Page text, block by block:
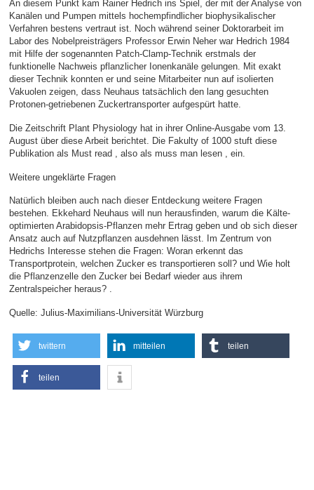
An diesem Punkt kam Rainer Hedrich ins Spiel, der mit der Analyse von
Kanälen und Pumpen mittels hochempfindlicher biophysikalischer
Verfahren bestens vertraut ist. Noch während seiner Doktorarbeit im
Labor des Nobelpreisträgers Professor Erwin Neher war Hedrich 1984
mit Hilfe der sogenannten Patch-Clamp-Technik erstmals der
funktionelle Nachweis pflanzlicher Ionenkanäle gelungen. Mit exakt
dieser Technik konnten er und seine Mitarbeiter nun auf isolierten
Vakuolen zeigen, dass Neuhaus tatsächlich den lang gesuchten
Protonen-getriebenen Zuckertransporter aufgespürt hatte.
Die Zeitschrift Plant Physiology hat in ihrer Online-Ausgabe vom 13.
August über diese Arbeit berichtet. Die Fakulty of 1000 stuft diese
Publikation als Must read , also als muss man lesen , ein.
Weitere ungeklärte Fragen
Natürlich bleiben auch nach dieser Entdeckung weitere Fragen
bestehen. Ekkehard Neuhaus will nun herausfinden, warum die Kälte-
optimierten Arabidopsis-Pflanzen mehr Ertrag geben und ob sich dieser
Ansatz auch auf Nutzpflanzen ausdehnen lässt. Im Zentrum von
Hedrichs Interesse stehen die Fragen: Woran erkennt das
Transportprotein, welchen Zucker es transportieren soll? und Wie holt
die Pflanzenzelle den Zucker bei Bedarf wieder aus ihrem
Zentralspeicher heraus? .
Quelle: Julius-Maximilians-Universität Würzburg
twittern mitteilen teilen
teilen